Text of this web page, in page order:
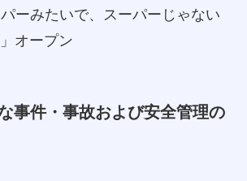
ーみたいで、スーパーじゃない
」オープン
事件・事故および安全管理の